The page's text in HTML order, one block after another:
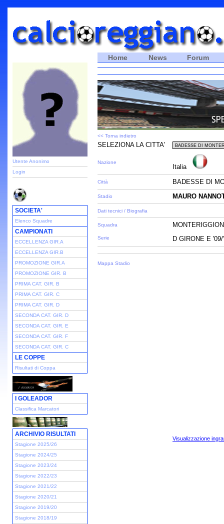
Utente Anonimo
Login
SOCIETA'
Elenco Squadre
CAMPIONATI
ECCELLENZA GIR.A
ECCELLENZA GIR.B
PROMOZIONE GIR.A
PROMOZIONE GIR. B
PRIMA CAT. GIR. B
PRIMA CAT. GIR. C
PRIMA CAT. GIR. D
SECONDA CAT. GIR. D
SECONDA CAT. GIR. E
SECONDA CAT. GIR. F
SECONDA CAT. GIR. C
LE COPPE
Risultati di Coppa
I GOLEADOR
Classifica Marcatori
ARCHIVIO RISULTATI
Stagione 2025/26
Stagione 2024/25
Stagione 2023/24
Stagione 2022/23
Stagione 2021/22
Stagione 2020/21
Stagione 2019/20
Stagione 2018/19
Home News Forum
<< Torna indietro
SELEZIONA LA CITTA'
Nazione
Italia
Città BADESSE DI
Stadio MAURO
Dati tecnici / Biografia
Squadra
Serie
D GIRONE E '09/
Mappa Stadio
Visualizzazione